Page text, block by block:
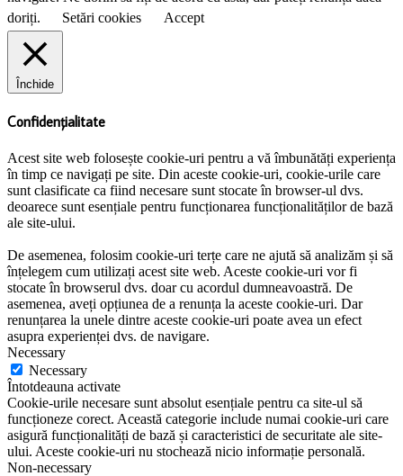
doriți.
Setări cookies Accept
Închide
Confidențialitate
Acest site web folosește cookie-uri pentru a vă îmbunătăți experiența
în timp ce navigați pe site. Din aceste cookie-uri, cookie-urile care
sunt clasificate ca fiind necesare sunt stocate în browser-ul dvs.
deoarece sunt esențiale pentru funcționarea funcționalităților de bază
ale site-ului.
De asemenea, folosim cookie-uri terțe care ne ajută să analizăm și să
înțelegem cum utilizați acest site web. Aceste cookie-uri vor fi
stocate în browserul dvs. doar cu acordul dumneavoastră. De
asemenea, aveți opțiunea de a renunța la aceste cookie-uri. Dar
renunțarea la unele dintre aceste cookie-uri poate avea un efect
asupra experienței dvs. de navigare.
Necessary
Necessary
Întotdeauna activate
Cookie-urile necesare sunt absolut esențiale pentru ca site-ul să
funcționeze corect. Această categorie include numai cookie-uri care
asigură funcționalități de bază și caracteristici de securitate ale site-
ului. Aceste cookie-uri nu stochează nicio informație personală.
Non-necessary